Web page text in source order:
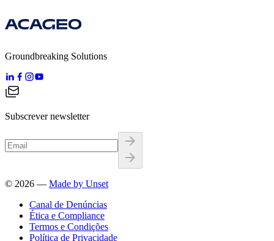
Groundbreaking Solutions
Subscrever newsletter
© 2026 — Made by Unset
Canal de Denúncias
Ética e Compliance
Termos e Condições
Política de Privacidade